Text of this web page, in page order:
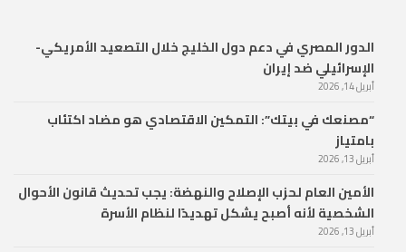
الدور المصري في دعم دول الخليج خلال التصعيد الأمريكي-
الإسرائيلي ضد إيران
أبريل 14, 2026
“مصنعك في بيتك”: التمكين الاقتصادي هو مضاد اكتئاب
بامتياز
أبريل 13, 2026
الأمين العام لحزب الإصلاح والنهضة: يجب تحديث قانون الأحوال
الشخصية لأنه أصبح يشكل تهديدًا لنظام الأسرة
أبريل 13, 2026